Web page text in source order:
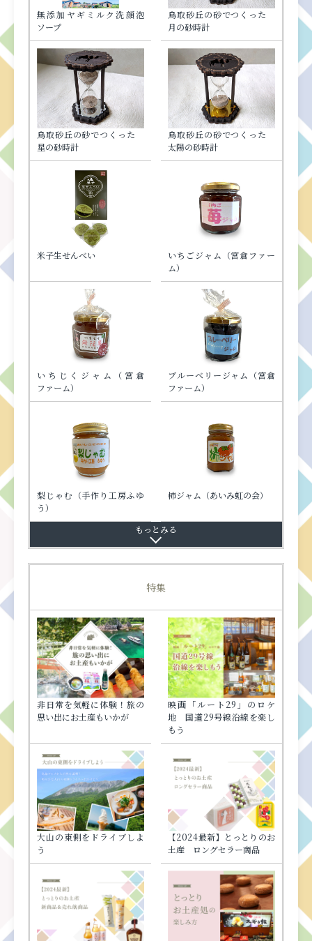
無添加ヤギミルク洗顔泡
ソープ
鳥取砂丘の砂でつくった
月の砂時計
鳥取砂丘の砂でつくった
星の砂時計
鳥取砂丘の砂でつくった
太陽の砂時計
米子生せんべい
いちごジャム（宮倉ファー
ム）
いちじくジャム（宮倉
ファーム）
ブルーベリージャム（宮倉
ファーム）
梨じゃむ（手作り工房ふゆ
う）
柿ジャム（あいみ虹の会）
ブルーベリージャム（あい
み虹の会）
パンのためのいちごジャム
りとっとのたからもの ほ
ほうるる うるおいフェイ
スマスク
栃かさね
神住寺（かすてら） なげいれどーなつ
温泉いちご濃厚じぇらーと 温泉いちごシャーベット
温泉いちごミルクのもと 福ノ誉 旨辛らっきょう味噌
福ノ誉 くだき梅らっきょう
福ノ誉 じゃことらっきょう
の生ラー油
KING KUROME 鳥取和牛ベーコン
鳥取和牛コンビーフ まるごととまと
Cocoonロングタイプ
（藍）
三朝まぜるヨーグルト（微
糖）
ヨーグルトバターサンド
クッキー
Souvenir Sable
砂プリン
KANI DANOMI ハンドケ
ア
KANI DANOMI フェイス
パック（カニ柄）
はっぴーたるたる 鳥取砂丘
らっきょう入り
とち餅（赤） 吾左衛門鮓(ござえもんずし)
白バラ牛乳 ふろしきまんじゅう
打吹公園だんご
鳥取二十世紀梨フロマー
ジュビスキュイ
二十世紀梨ゴーフレット 松葉がにせんべい
梨ケーキ 黄金のポルボローネ
小泉八雲塩バターポルボ
ローネ～琴浦町を訪れて130
年～
鳥取和牛牛すじカレー
素(す)ラーメンー孤独のグル
メバージョンー
白山命水(はくさんめいすい)
ゲゲゲの鬼太郎妖怪BOX 星空舞(ほしぞらまい)糀甘酒
焼かにせんべい 山陰の味 大風呂敷
とち餅（白） 因幡(いなば)の白うさぎ
大風呂敷サンドクッキー
特集
非日常を気軽に体験！旅の
思い出にお土産もいかが
映画「ルート29」のロケ
地 国道29号線沿線を楽し
もう
大山の東側をドライブしよ
う
【2024最新】とっとりのお
土産 ロングセラー商品